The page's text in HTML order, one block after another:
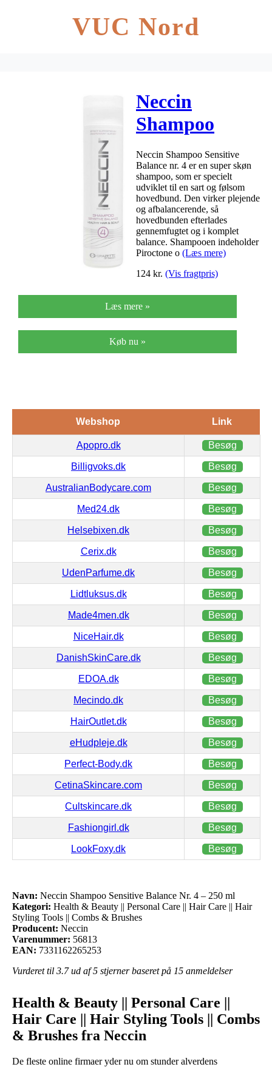
VUC Nord
Neccin
Shampoo
Sensitive
Balance Nr. 4
– 250 ml
Neccin Shampoo Sensitive
Balance nr. 4 er en super skøn
shampoo, som er specielt
udviklet til en sart og følsom
hovedbund. Den virker plejende
og afbalancerende, så
hovedbunden efterlades
gennemfugtet og i komplet
balance. Shampooen indeholder
Piroctone o (Læs mere)
124 kr. (Vis fragtpris)
Læs mere »
Køb nu »
Webshop Link
Apopro.dk Besøg
Billigvoks.dk Besøg
AustralianBodycare.com Besøg
Med24.dk Besøg
Helsebixen.dk Besøg
Cerix.dk Besøg
UdenParfume.dk Besøg
Lidtluksus.dk Besøg
Made4men.dk Besøg
NiceHair.dk Besøg
DanishSkinCare.dk Besøg
EDOA.dk Besøg
Mecindo.dk Besøg
HairOutlet.dk Besøg
eHudpleje.dk Besøg
Perfect-Body.dk Besøg
CetinaSkincare.com Besøg
Cultskincare.dk Besøg
Fashiongirl.dk Besøg
LookFoxy.dk Besøg
Navn: Neccin Shampoo Sensitive Balance Nr. 4 – 250 ml
Kategori: Health & Beauty || Personal Care || Hair Care || Hair
Styling Tools || Combs & Brushes
Producent: Neccin
Varenummer: 56813
EAN: 7331162265253
Vurderet til 3.7ud af 5 stjerner baseret på 15 anmeldelser
Health & Beauty || Personal Care ||
Hair Care || Hair Styling Tools || Combs
& Brushes fra Neccin
De fleste online firmaer yder nu om stunder alverdens